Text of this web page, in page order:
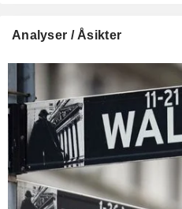
Analyser / Åsikter